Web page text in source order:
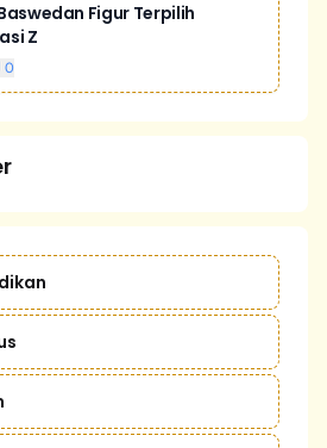
Figur Terpilih
Z
0